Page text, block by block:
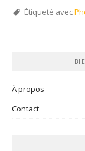
Étiqueté avec
À propos
Contact